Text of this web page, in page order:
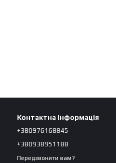
Контактна інформація
+380976168845
+380938951188
Передзвонити вам?